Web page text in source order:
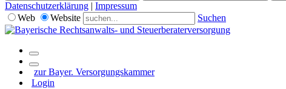
Datenschutzerklärung | Impressum
Web
Website Suchen
zur Bayer. Versorgungskammer
Login